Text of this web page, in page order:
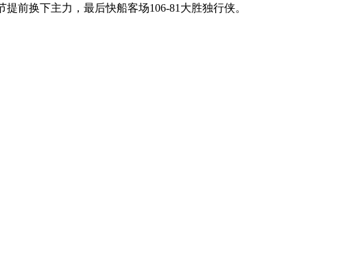
前换下主力，最后快船客场106-81大胜独行侠。